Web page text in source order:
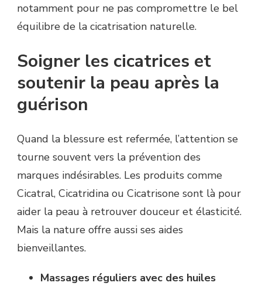
notamment pour ne pas compromettre le bel
équilibre de la cicatrisation naturelle.
Soigner les cicatrices et
soutenir la peau après la
guérison
Quand la blessure est refermée, l’attention se
tourne souvent vers la prévention des
marques indésirables. Les produits comme
Cicatral, Cicatridina ou Cicatrisone sont là pour
aider la peau à retrouver douceur et élasticité.
Mais la nature offre aussi ses aides
bienveillantes.
Massages réguliers avec des huiles